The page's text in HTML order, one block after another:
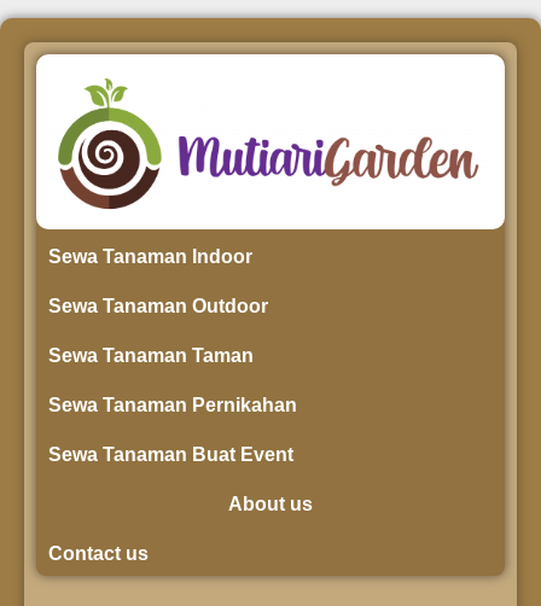
Sewa Tanaman Indoor
Sewa Tanaman Outdoor
Sewa Tanaman Taman
Sewa Tanaman Pernikahan
Sewa Tanaman Buat Event
About us
Contact us